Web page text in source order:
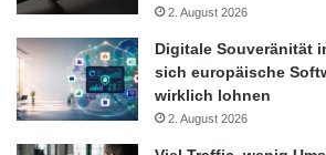
Wettbewerbsfaktor
Hybride Arbeitsmodelle sind gekommen,
steht fest. Dadurch werden jedoch auch
Organisation der Personalressourcen nötig.
2. August 2026
Digitale Souveränität
sich europäische
wirklich lohnen
2. August 2026